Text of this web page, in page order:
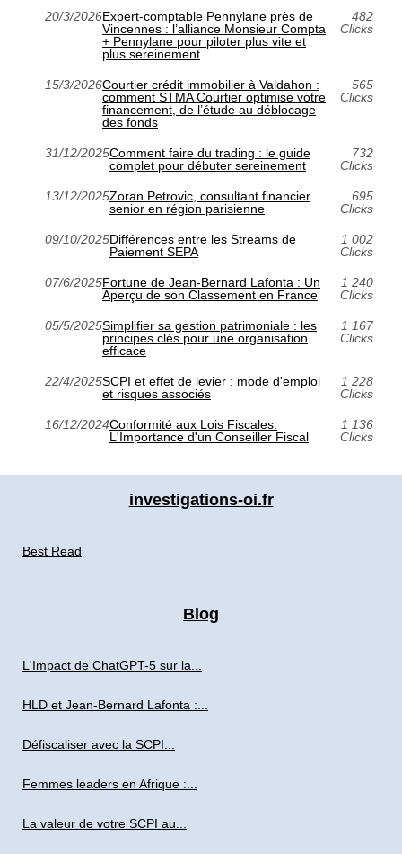
20/3/2026Expert-comptable Pennylane près de
Vincennes : l’alliance Monsieur Compta
+ Pennylane pour piloter plus vite et
plus sereinement
482
Clicks
15/3/2026Courtier crédit immobilier à Valdahon :
comment STMA Courtier optimise votre
financement, de l’étude au déblocage
des fonds
565
Clicks
31/12/2025Comment faire du trading : le guide
complet pour débuter sereinement
732
Clicks
13/12/2025Zoran Petrovic, consultant financier
senior en région parisienne
695
Clicks
09/10/2025Différences entre les Streams de
Paiement SEPA
1 002
Clicks
07/6/2025Fortune de Jean-Bernard Lafonta : Un
Aperçu de son Classement en France
1 240
Clicks
05/5/2025Simplifier sa gestion patrimoniale : les
principes clés pour une organisation
efficace
1 167
Clicks
22/4/2025SCPI et effet de levier : mode d'emploi
et risques associés
1 228
Clicks
16/12/2024Conformité aux Lois Fiscales:
L'Importance d'un Conseiller Fiscal
1 136
Clicks
investigations-oi.fr
Best Read
Blog
L'Impact de ChatGPT-5 sur la...
HLD et Jean-Bernard Lafonta :...
Défiscaliser avec la SCPI...
Femmes leaders en Afrique :...
La valeur de votre SCPI au...